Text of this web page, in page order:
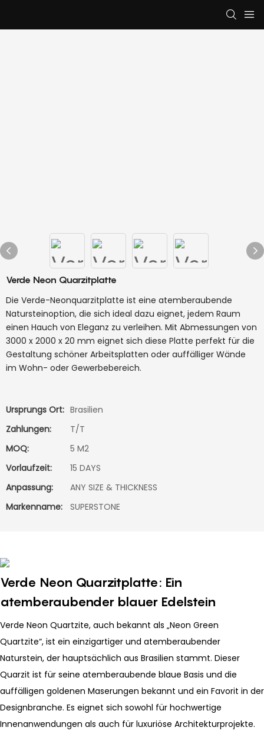
Verde Neon Quarzitplatte
Die Verde-Neonquarzitplatte ist eine atemberaubende
Natursteinoption, die sich ideal dazu eignet, jedem Raum
einen Hauch von Eleganz zu verleihen. Mit Abmessungen von
3000 x 2000 x 20 mm eignet sich diese Platte perfekt für die
Gestaltung schöner Arbeitsplatten oder auffälliger Wände
im Wohn- oder Gewerbebereich.
Ursprungs Ort: Brasilien
Zahlungen:
T/T
MOQ:
5 M2
Vorlaufzeit:
15 DAYS
Anpassung:
ANY SIZE & THICKNESS
Markenname:
SUPERSTONE
Verde Neon Quarzitplatte: Ein
atemberaubender blauer Edelstein
Verde Neon Quartzite, auch bekannt als „Neon Green
Quartzite“, ist ein einzigartiger und atemberaubender
Naturstein, der hauptsächlich aus Brasilien stammt. Dieser
Quarzit ist für seine atemberaubende blaue Basis und die
auffälligen goldenen Maserungen bekannt und ein Favorit in der
Designbranche. Es eignet sich sowohl für hochwertige
Innenanwendungen als auch für luxuriöse Architekturprojekte.